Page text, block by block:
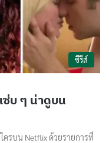
ซีรีส์
บ ๆ น่าดูบน
รบน Netflix ด้วยรายการที่